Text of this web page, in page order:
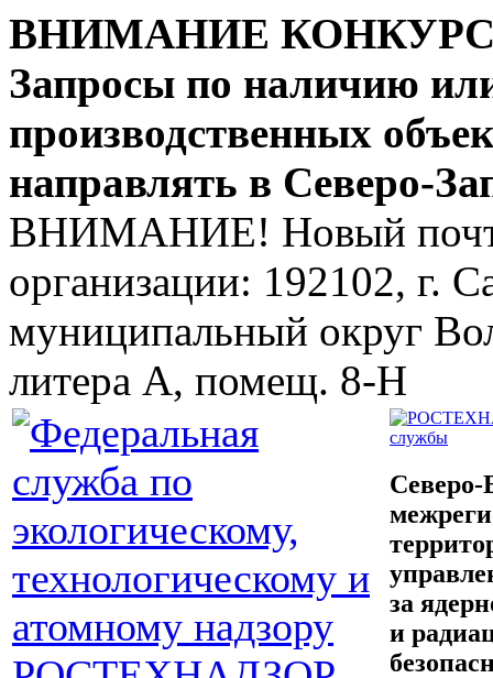
ВНИМАНИЕ
Запросы по наличию
производственных
направлять в Северо-
ВНИМАНИЕ! Новый
организации: 192102, г.
муниципальный округ
литера А, помещ. 8-Н
службы
Северо-
за
и